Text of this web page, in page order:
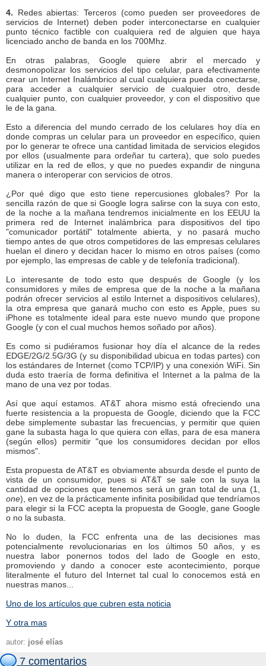
4. Redes abiertas: Terceros (como pueden ser proveedores de
servicios de Internet) deben poder interconectarse en cualquier
punto técnico factible con cualquiera red de alguien que haya
licenciado ancho de banda en los 700Mhz.
En otras palabras, Google quiere abrir el mercado y
desmonopolizar los servicios del tipo celular, para efectivamente
crear un Internet Inalámbrico al cual cualquiera pueda conectarse,
para acceder a cualquier servicio de cualquier otro, desde
cualquier punto, con cualquier proveedor, y con el dispositivo que
le de la gana.
Esto a diferencia del mundo cerrado de los celulares hoy día en
donde compras un celular para un proveedor en específico, quien
por lo generar te ofrece una cantidad limitada de servicios elegidos
por ellos (usualmente para ordeñar tu cartera), que solo puedes
utilizar en la red de ellos, y que no puedes expandir de ninguna
manera o interoperar con servicios de otros.
¿Por qué digo que esto tiene repercusiones globales? Por la
sencilla razón de que si Google logra salirse con la suya con esto,
de la noche a la mañana tendremos inicialmente en los EEUU la
primera red de Internet inalámbrica para dispositivos del tipo
"comunicador portátil" totalmente abierta, y no pasará mucho
tiempo antes de que otros competidores de las empresas celulares
huelan el dinero y decidan hacer lo mismo en otros países (como
por ejemplo, las empresas de cable y de telefonía tradicional).
Lo interesante de todo esto que después de Google (y los
consumidores y miles de empresa que de la noche a la mañana
podrán ofrecer servicios al estilo Internet a dispositivos celulares),
la otra empresa que ganará mucho con esto es Apple, pues su
iPhone es totalmente ideal para este nuevo mundo que propone
Google (y con el cual muchos hemos soñado por años).
Es como si pudiéramos fusionar hoy día el alcance de la redes
EDGE/2G/2.5G/3G (y su disponibilidad ubicua en todas partes) con
los estándares de Internet (como TCP/IP) y una conexión WiFi. Sin
duda esto traería de forma definitiva el Internet a la palma de la
mano de una vez por todas.
Así que aquí estamos. AT&T ahora mismo está ofreciendo una
fuerte resistencia a la propuesta de Google, diciendo que la FCC
debe simplemente subastar las frecuencias, y permitir que quien
gane la subasta haga lo que quiera con ellas, para de esa manera
(según ellos) permitir "que los consumidores decidan por ellos
mismos".
Esta propuesta de AT&T es obviamente absurda desde el punto de
vista de un consumidor, pues si AT&T se sale con la suya la
cantidad de opciones que tenemos será un gran total de una (1,
one), en vez de la prácticamente infinita posibilidad que tendríamos
para elegir si la FCC acepta la propuesta de Google, gane Google
o no la subasta.
No lo duden, la FCC enfrenta una de las decisiones mas
potencialmente revolucionarias en los últimos 50 años, y es
nuestra labor ponernos todos del lado de Google en esto,
promoviendo y dando a conocer este acontecimiento, porque
literalmente el futuro del Internet tal cual lo conocemos está en
nuestras manos...
Uno de los artículos que cubren esta noticia
Y otra mas
autor: josé elías
7 comentarios